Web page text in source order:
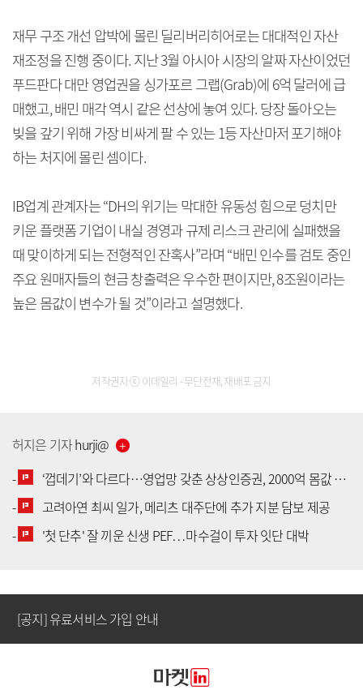
재무 구조 개선 압박에 몰린 딜리버리히어로는 대대적인 자산
재조정을 진행 중이다. 지난 3월 아시아 시장의 알짜 자산이었던
푸드판다 대만 영업권을 싱가포르 그랩(Grab)에 6억 달러에 급
매했고, 배민 매각 역시 같은 선상에 놓여 있다. 당장 돌아오는
빚을 갚기 위해 가장 비싸게 팔 수 있는 1등 자산마저 포기해야
하는 처지에 몰린 셈이다.
IB업계 관계자는 “DH의 위기는 막대한 유동성 힘으로 덩치만
키운 플랫폼 기업이 내실 경영과 규제 리스크 관리에 실패했을
때 맞이하게 되는 전형적인 잔혹사”라며 “배민 인수를 검토 중인
주요 원매자들의 현금 창출력은 우수한 편이지만, 8조원이라는
높은 몸값이 변수가 될 것”이라고 설명했다.
저작권자 ⓒ 이데일리 - 무단전재, 재배포 금지
허지은 기자hurji@
-
‘껍데기’와 다르다…영업망 갖춘 상상인증권, 2000억 몸값 배경은
-
고려아연 최씨 일가, 메리츠 대주단에 추가 지분 담보 제공
-
'첫 단추' 잘 끼운 신생 PEF…마수걸이 투자 잇단 대박
[공지] 유료서비스 가입 안내
[공지] 유료서비스 가입 안내
[공지] 새로워진 마켓인, 성공투자 창을 열다